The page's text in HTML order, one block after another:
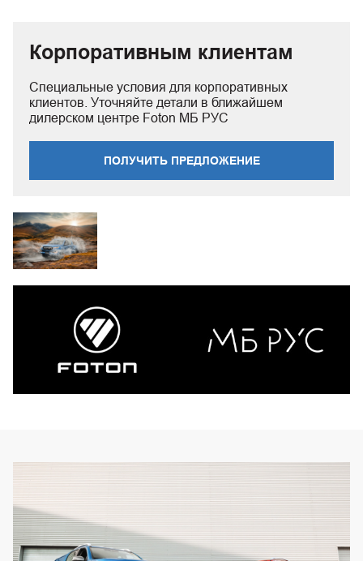
Корпоративным клиентам
Специальные условия для корпоративных
клиентов. Уточняйте детали в ближайшем
дилерском центре Foton МБ РУС
ПОЛУЧИТЬ ПРЕДЛОЖЕНИЕ